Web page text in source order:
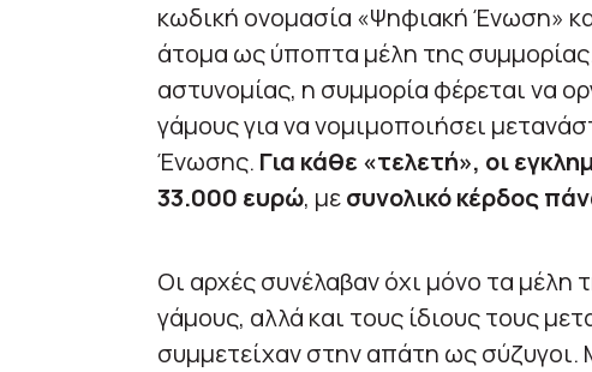
κωδική ονομασία «Ψηφιακή Ένωση»
άτομα ως ύποπτα μέλη της
αστυνομίας, η συμμορία φέρεται να
γάμους για να νομιμοποιήσει
Ένωσης. Για κάθε «τελετή», οι
33.000 ευρώ, μεσυνολικό κέρδος
Οι αρχές συνέλαβαν όχι μόνο τα
γάμους, αλλά και τους ίδιους τους
συμμετείχαν στην απάτη ως σύζυγοι.